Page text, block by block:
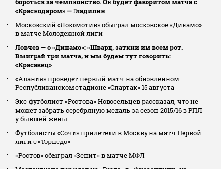
бороться за чемпионство. Он будет фаворитом матча с
«Краснодаром» — Гладилин
Московский «Локомотив» обыграл московское «Динамо»
в матче Молодежной лиги
Ловчев — о «Динамо»: «Шварц, заткни им всем рот.
Выиграй три матча, и мы будем тут говорить:
«Красавец»
«Алания» проведет первый матч на обновленном
Республиканском стадионе «Спартак» 15 августа
Экс‑футболист «Ростова» Новосельцев рассказал, что не
может забрать серебряную медаль за сезон‑2015/16 в РПЛ
у бывшей жены
Футболисты «Сочи» прилетели в Москву на матч Первой
лиги с «Торпедо»
«Ростов» обыграл «Зенит» в матче МФЛ